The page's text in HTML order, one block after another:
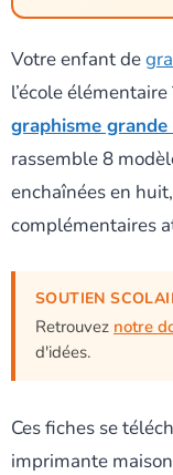
Votre enfant de
l’école
graphisme grande
rassemble 8
enchaînées en
complémentaires
SOUTIEN
Retrouvez notre
d'idées.
Ces fiches se
imprimante